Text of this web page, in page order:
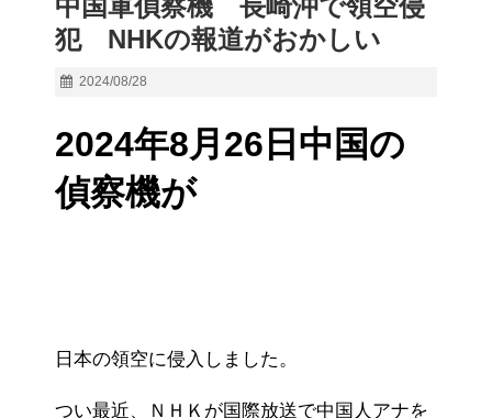
中国軍偵察機 長崎沖で領空侵
犯 NHKの報道がおかしい
2024/08/28
2024年8月26日中国の
偵察機が
日本の領空に侵入しました。
つい最近、ＮＨＫが国際放送で中国人アナを